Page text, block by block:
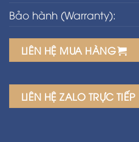
Bảo hành (Warranty):
LIÊN HỆ MUA HÀNG
LIÊN HỆ ZALO TRỰC TIẾP